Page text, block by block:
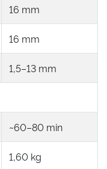
16 mm
16 mm
1,5–13 mm
~60–80 min
1,60 kg